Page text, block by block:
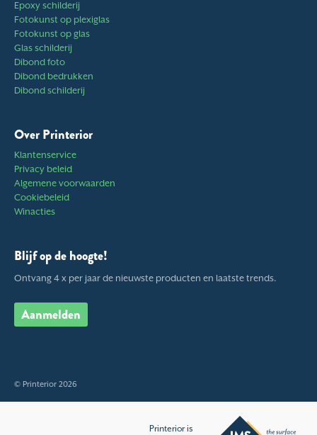
Epoxy schilderij
Fotokunst op plexiglas
Fotokunst op glas
Glas schilderij
Dibond foto
Dibond bedrukken
Dibond schilderij
Over Printerior
Klantenservice
Privacy beleid
Algemene voorwaarden
Cookiebeleid
Winacties
Blijf op de hoogte!
Ontvang 4 x per jaar de nieuwste producten en laatste trends.
Aanmelden
© Printerior 2026
Printerior is